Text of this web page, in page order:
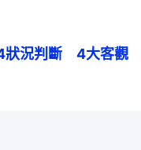
狀況判斷　4大客觀